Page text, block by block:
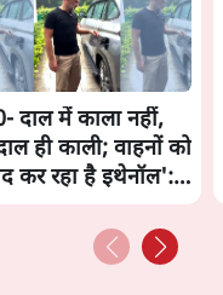
दाल में काला नहीं,
ही काली; वाहनों को
कर रहा है इथेनॉल':